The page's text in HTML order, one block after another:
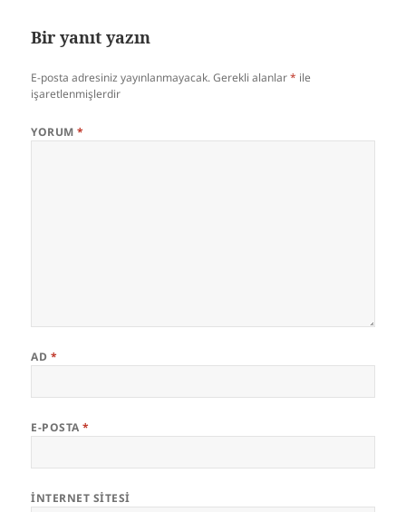
Bir yanıt yazın
E-posta adresiniz yayınlanmayacak. Gerekli alanlar* ile
işaretlenmişlerdir
YORUM*
AD *
E-POSTA*
İNTERNET SITESI